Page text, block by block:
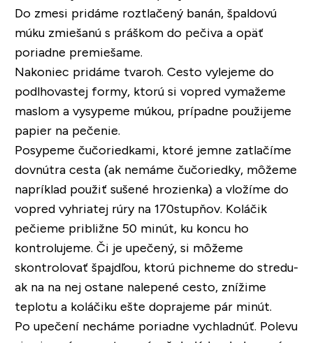
Do zmesi pridáme roztlačený banán, špaldovú
múku zmiešanú s práškom do pečiva a opäť
poriadne premiešame.
Nakoniec pridáme tvaroh. Cesto vylejeme do
podlhovastej formy, ktorú si vopred vymažeme
maslom a vysypeme múkou, prípadne použijeme
papier na pečenie.
Posypeme čučoriedkami, ktoré jemne zatlačíme
dovnútra cesta (ak nemáme čučoriedky, môžeme
napríklad použiť sušené hrozienka) a vložíme do
vopred vyhriatej rúry na 170stupňov. Koláčik
pečieme približne 50 minút, ku koncu ho
kontrolujeme. Či je upečený, si môžeme
skontrolovať špajdľou, ktorú pichneme do stredu-
ak na na nej ostane nalepené cesto, znížime
teplotu a koláčiku ešte doprajeme pár minút.
Po upečení necháme poriadne vychladnúť. Polevu